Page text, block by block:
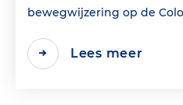
bewegwijzering op de
Lees meer